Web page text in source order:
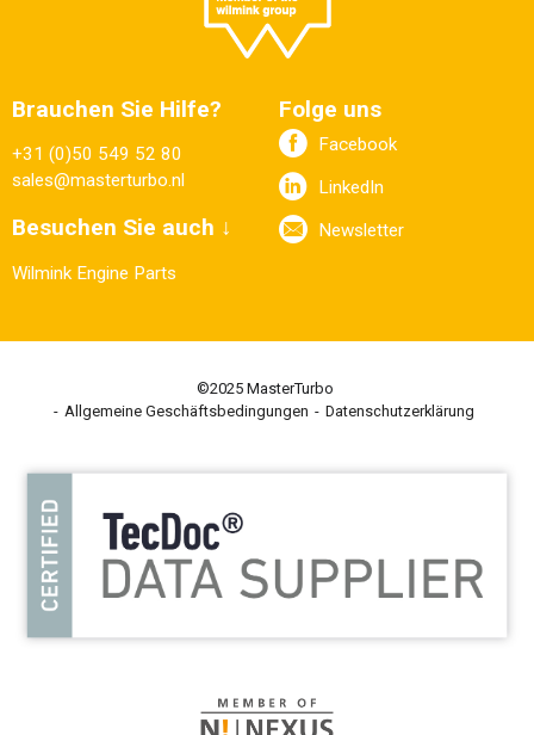
Brauchen Sie Hilfe?
+31 (0)50 549 52 80
sales@masterturbo.nl
Besuchen Sie auch ↓
Wilmink Engine Parts
Folge uns
Facebook
LinkedIn
Newsletter
©2025 MasterTurbo
Allgemeine Geschäftsbedingungen
Datenschutzerklärung